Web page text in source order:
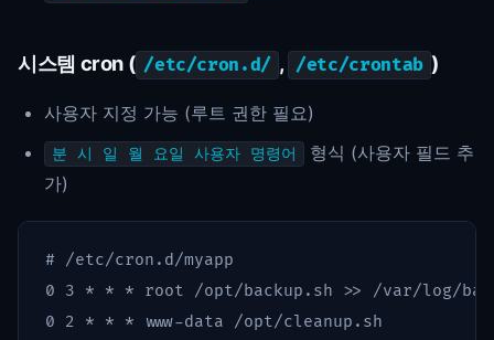
시스템 cron ( /etc/cron.d/ , /etc/crontab )
사용자 지정 가능 (루트 권한 필요)
분 시 일 월 요일 사용자 명령어
형식 (사용자 필드 추
가)
# /etc/cron.d/myapp
0 3 * * * root /opt/backup.sh >>
/var/log/
0 2 * * *